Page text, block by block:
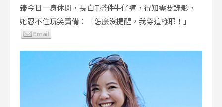
臻今日一身休閒，長白T搭件牛仔褲，得知需要錄影，
她忍不住玩笑責備：「怎麼沒提醒，我穿這樣耶！」